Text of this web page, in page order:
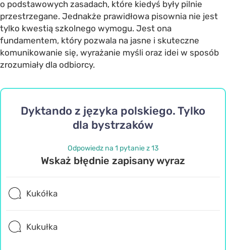
o podstawowych zasadach, które kiedyś były pilnie
przestrzegane. Jednakże prawidłowa pisownia nie jest
tylko kwestią szkolnego wymogu. Jest ona
fundamentem, który pozwala na jasne i skuteczne
komunikowanie się, wyrażanie myśli oraz idei w sposób
zrozumiały dla odbiorcy.
Dyktando z języka polskiego. Tylko
dla bystrzaków
Odpowiedz na 1 pytanie z 13
Wskaż błędnie zapisany wyraz
Kukółka
Kukułka